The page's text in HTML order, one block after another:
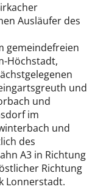
Ausläufer des
gemeindefreien
Höchstadt,
und
und
im
und
des
A3 in Richtung
Richtung
Lonnerstadt.